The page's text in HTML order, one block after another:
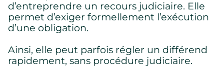
d’entreprendre un recours judiciaire. Elle
permet d’exiger formellement l’exécution
d’une obligation.
Ainsi, elle peut parfois régler un différend
rapidement, sans procédure judiciaire.